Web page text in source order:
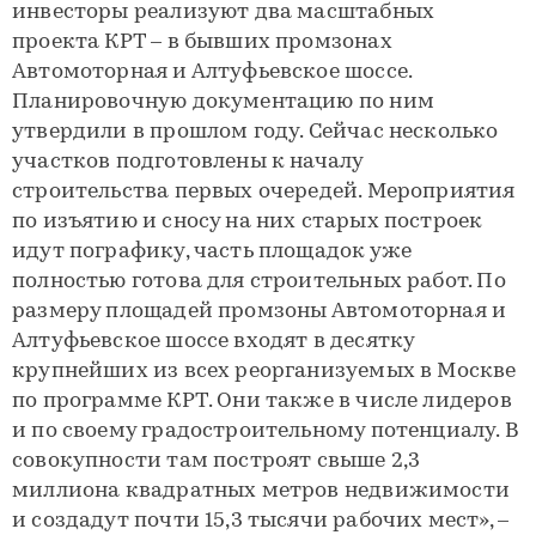
инвесторы реализуют два масштабных
проекта КРТ – в бывших промзонах
Автомоторная и Алтуфьевское шоссе.
Планировочную документацию по ним
утвердили в прошлом году. Сейчас несколько
участков подготовлены к началу
строительства первых очередей. Мероприятия
по изъятию и сносу на них старых построек
идут пографику, часть площадок уже
полностью готова для строительных работ. По
размеру площадей промзоны Автомоторная и
Алтуфьевское шоссе входят в десятку
крупнейших из всех реорганизуемых в Москве
по программе КРТ. Они также в числе лидеров
и по своему градостроительному потенциалу. В
совокупности там построят свыше 2,3
миллиона квадратных метров недвижимости
и создадут почти 15,3 тысячи рабочих мест», –